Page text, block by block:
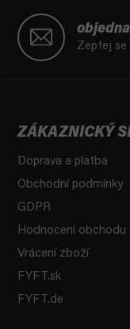
Zeptej se
ZÁKAZNICKÝ
Doprava a platba
Obchodní podmínky
GDPR
Hodnocení obchodu
Vrácení zboží
FYFT.sk
FYFT.de